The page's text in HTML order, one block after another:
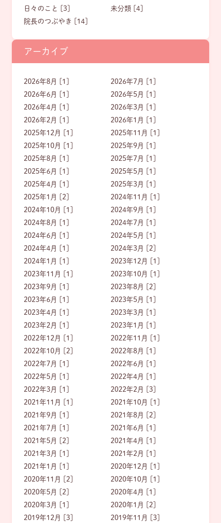
日々のこと [3]
未分類 [4]
院長のつぶやき [14]
アーカイブ
2026年8月 [1]
2026年7月 [1]
2026年6月 [1]
2026年5月 [1]
2026年4月 [1]
2026年3月 [1]
2026年2月 [1]
2026年1月 [1]
2025年12月 [1]
2025年11月 [1]
2025年10月 [1]
2025年9月 [1]
2025年8月 [1]
2025年7月 [1]
2025年6月 [1]
2025年5月 [1]
2025年4月 [1]
2025年3月 [1]
2025年1月 [2]
2024年11月 [1]
2024年10月 [1]
2024年9月 [1]
2024年8月 [1]
2024年7月 [1]
2024年6月 [1]
2024年5月 [1]
2024年4月 [1]
2024年3月 [2]
2024年1月 [1]
2023年12月 [1]
2023年11月 [1]
2023年10月 [1]
2023年9月 [1]
2023年8月 [2]
2023年6月 [1]
2023年5月 [1]
2023年4月 [1]
2023年3月 [1]
2023年2月 [1]
2023年1月 [1]
2022年12月 [1]
2022年11月 [1]
2022年10月 [2]
2022年8月 [1]
2022年7月 [1]
2022年6月 [1]
2022年5月 [1]
2022年4月 [1]
2022年3月 [1]
2022年2月 [3]
2021年11月 [1]
2021年10月 [1]
2021年9月 [1]
2021年8月 [2]
2021年7月 [1]
2021年6月 [1]
2021年5月 [2]
2021年4月 [1]
2021年3月 [1]
2021年2月 [1]
2021年1月 [1]
2020年12月 [1]
2020年11月 [2]
2020年10月 [1]
2020年5月 [2]
2020年4月 [1]
2020年3月 [1]
2020年1月 [2]
2019年12月 [3]
2019年11月 [3]